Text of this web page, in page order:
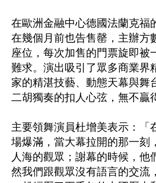
在歐洲金融中心德國法蘭克福
在幾個月前也告售罄，主辦方
座位，每次加售的門票旋即被
難求。演出吸引了眾多商業界
家的精湛技藝、動態天幕與舞
二胡獨奏的扣人心弦，無不贏
主要領舞演員杜增美表示：「
場爆滿，當大幕拉開的那一刻
人海的觀眾；謝幕的時候，
然我們跟觀眾沒有語言的交流